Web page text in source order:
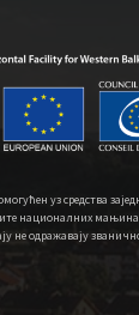
уз средства
националних мањина
не одражавају